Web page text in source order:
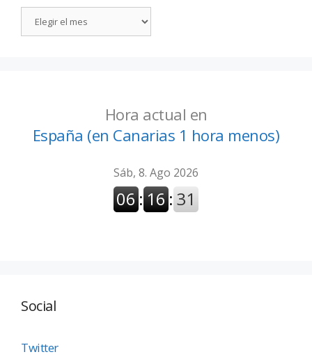
Hora actual en
España (en Canarias 1 hora menos)
Social
Twitter